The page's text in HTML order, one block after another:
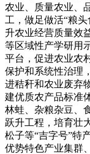
农业、质量农业、
工，做足做活“粮
升农业经营质量效
等区域性产学研用
平台，促进农业农
保护和系统性治理
进秸秆和农业废弃
建优质农产品标准
林蛙、杂粮杂豆、
跃升工程，培育壮
松子等“吉字号”特
优势特色产业集群